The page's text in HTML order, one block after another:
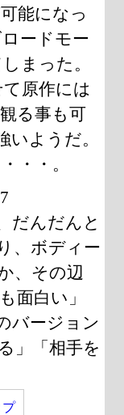
能になっ
ードモー
まった。
原作には
る事も可
いようだ。
・・。
だんだんと
、ボディー
、その辺
面白い」
バージョン
」「相手を
プ